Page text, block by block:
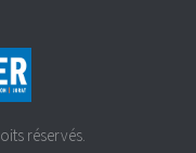
réservés.